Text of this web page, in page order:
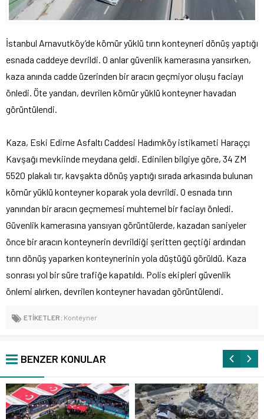
İstanbul Arnavutköy’de kömür yüklü tırın konteyneri dönüş yaptığı
esnada caddeye devrildi. O anlar güvenlik kamerasına yansırken,
kaza anında cadde üzerinden bir aracın geçmiyor oluşu faciayı
önledi. Öte yandan, devrilen kömür yüklü konteyner havadan
görüntülendi.
Kaza, Eski Edirne Asfaltı Caddesi Hadımköy istikameti Haraççı
Kavşağı mevkiinde meydana geldi. Edinilen bilgiye göre, 34 ZM
5520 plakalı tır, kavşakta dönüş yaptığı sırada arkasında bulunan
kömür yüklü konteyner koparak yola devrildi. O esnada tırın
yanından bir aracın geçmemesi muhtemel bir faciayı önledi.
Güvenlik kamerasına yansıyan görüntülerde, kazadan saniyeler
önce bir aracın konteynerin devrildiği şeritten geçtiği ardından
tırın dönüş yaparken konteynerinin yola düştüğü görüldü. Kaza
sonrası yol bir süre trafiğe kapatıldı. Polis ekipleri güvenlik
önlemi alırken, devrilen konteyner havadan görüntülendi.
ETİKETLER: Konteyner
BENZER KONULAR